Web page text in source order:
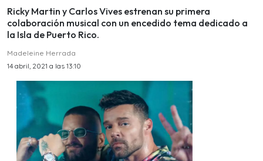
Ricky Martin y Carlos Vives estrenan su primera
colaboración musical con un encedido tema dedicado a
la Isla de Puerto Rico.
Madeleine Herrada
14 abril, 2021 a las 13:10